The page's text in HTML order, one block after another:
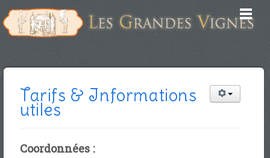
Tarifs & Informations
utiles
Coordonnées :